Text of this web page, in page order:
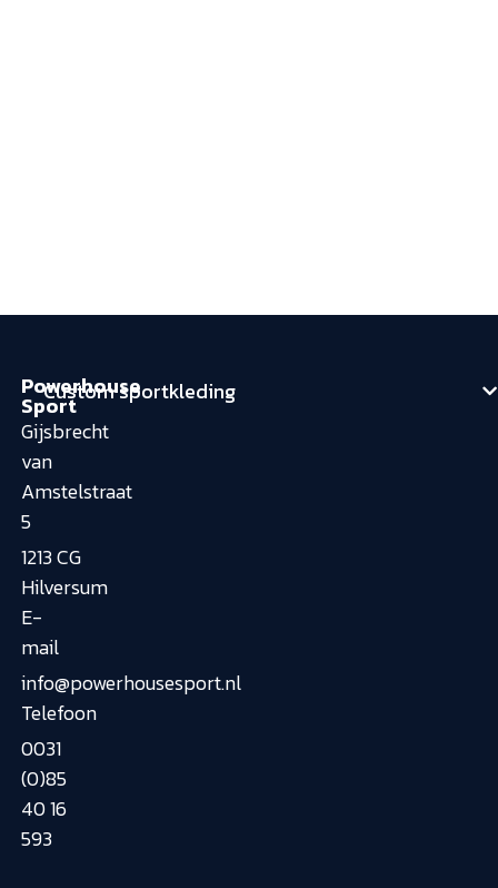
Powerhouse
Sport
Gijsbrecht
van
Amstelstraat
5
1213 CG
Hilversum
E-
mail
info@powerhousesport.nl
Telefoon
0031
(0)85
40 16
593
Custom sportkleding